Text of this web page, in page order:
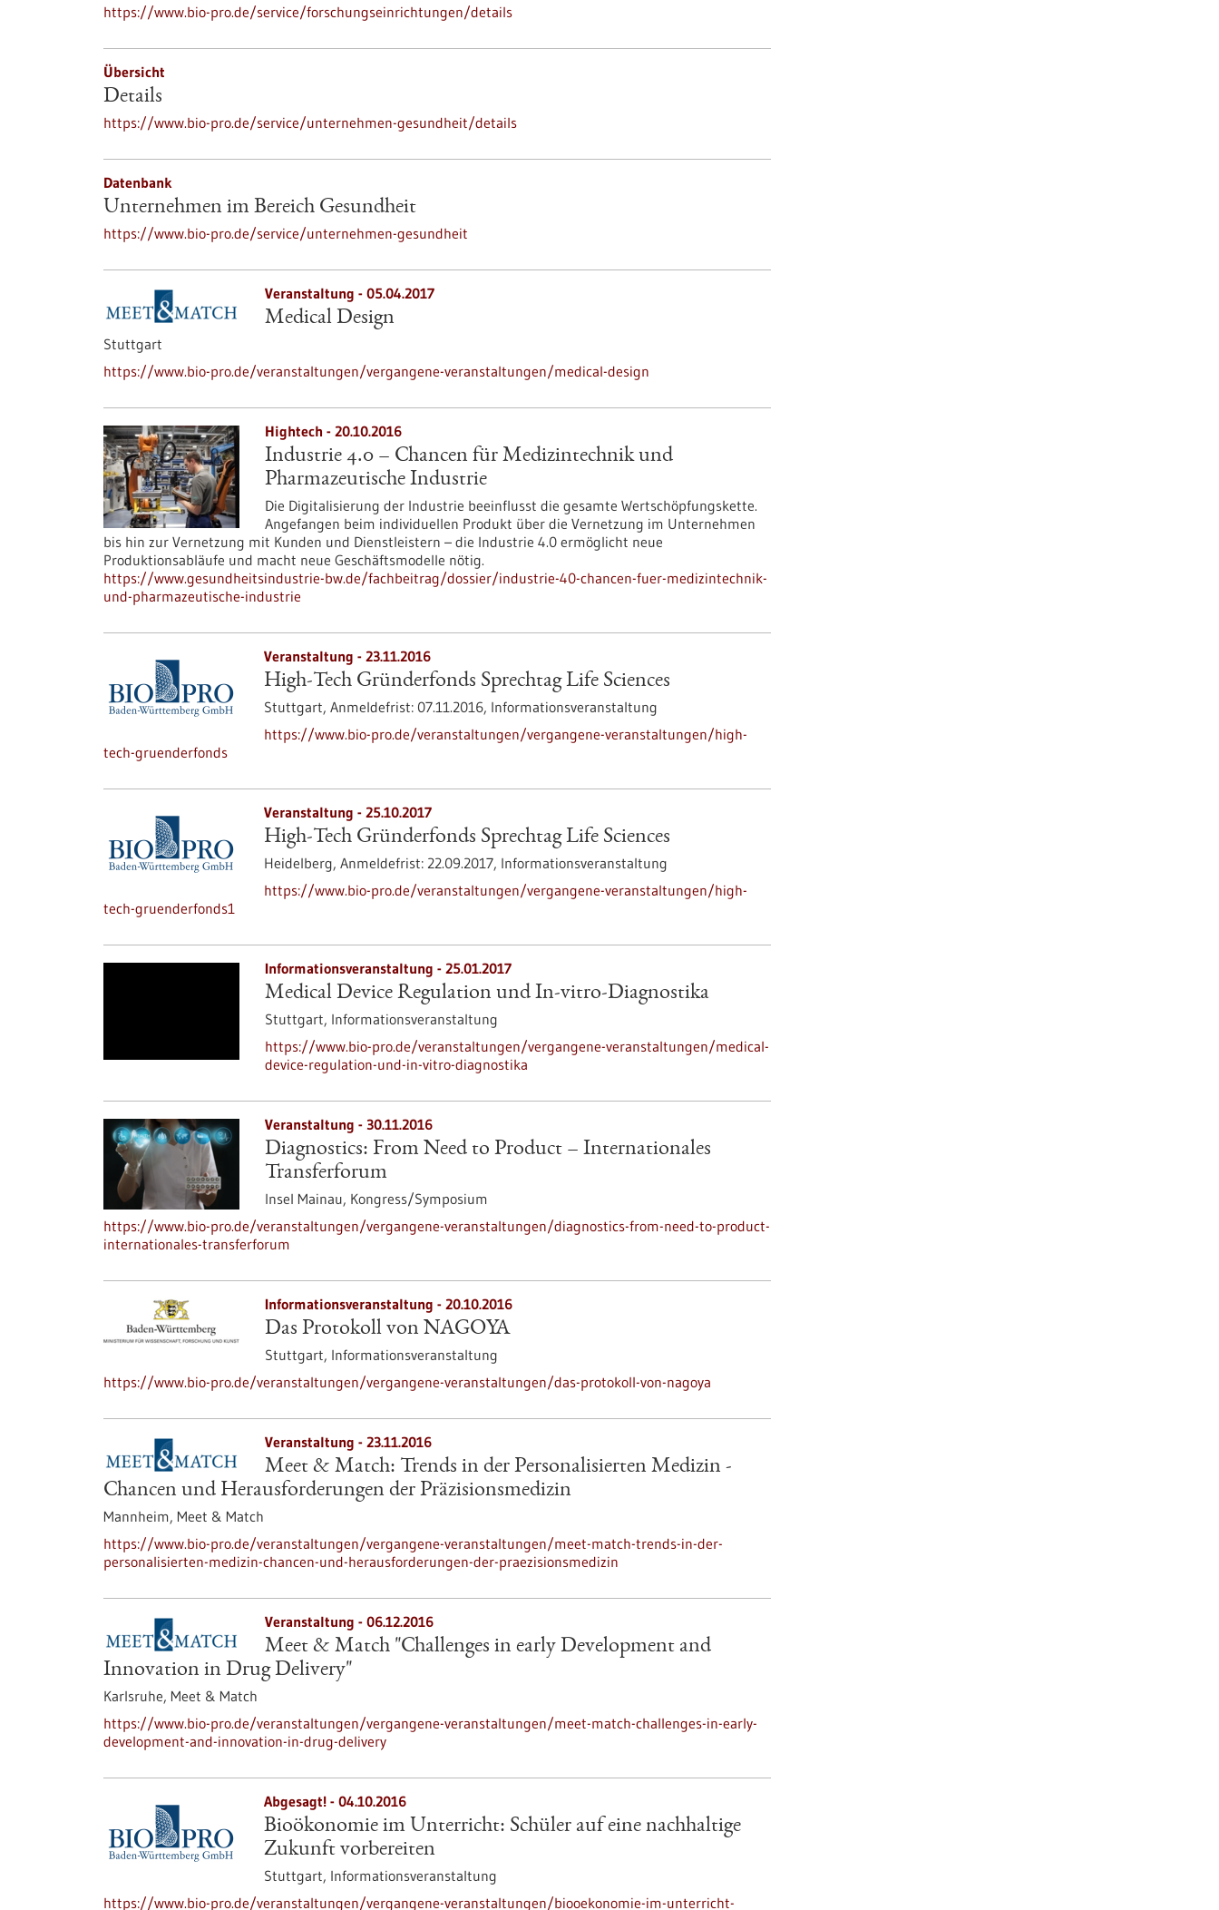
https://www.bio-pro.de/service/forschungseinrichtungen/details
Übersicht
Details
https://www.bio-pro.de/service/unternehmen-gesundheit/details
Datenbank
Unternehmen im Bereich Gesundheit
https://www.bio-pro.de/service/unternehmen-gesundheit
Veranstaltung - 05.04.2017
Medical Design
Stuttgart
https://www.bio-pro.de/veranstaltungen/vergangene-veranstaltungen/medical-design
Hightech - 20.10.2016
Industrie 4.0 – Chancen für Medizintechnik und
Pharmazeutische Industrie
Die Digitalisierung der Industrie beeinflusst die gesamte Wertschöpfungskette.
Angefangen beim individuellen Produkt über die Vernetzung im Unternehmen
bis hin zur Vernetzung mit Kunden und Dienstleistern – die Industrie 4.0 ermöglicht neue
Produktionsabläufe und macht neue Geschäftsmodelle nötig.
https://www.gesundheitsindustrie-bw.de/fachbeitrag/dossier/industrie-40-chancen-fuer-medizintechnik-
und-pharmazeutische-industrie
Veranstaltung - 23.11.2016
High-Tech Gründerfonds Sprechtag Life Sciences
Stuttgart, Anmeldefrist: 07.11.2016, Informationsveranstaltung
https://www.bio-pro.de/veranstaltungen/vergangene-veranstaltungen/high-
tech-gruenderfonds
Veranstaltung - 25.10.2017
High-Tech Gründerfonds Sprechtag Life Sciences
Heidelberg, Anmeldefrist: 22.09.2017, Informationsveranstaltung
https://www.bio-pro.de/veranstaltungen/vergangene-veranstaltungen/high-
tech-gruenderfonds1
Informationsveranstaltung - 25.01.2017
Medical Device Regulation und In-vitro-Diagnostika
Stuttgart, Informationsveranstaltung
https://www.bio-pro.de/veranstaltungen/vergangene-veranstaltungen/medical-
device-regulation-und-in-vitro-diagnostika
Veranstaltung - 30.11.2016
Diagnostics: From Need to Product – Internationales
Transferforum
Insel Mainau, Kongress/Symposium
https://www.bio-pro.de/veranstaltungen/vergangene-veranstaltungen/diagnostics-from-need-to-product-
internationales-transferforum
Informationsveranstaltung - 20.10.2016
Das Protokoll von NAGOYA
Stuttgart, Informationsveranstaltung
https://www.bio-pro.de/veranstaltungen/vergangene-veranstaltungen/das-protokoll-von-nagoya
Veranstaltung - 23.11.2016
Meet & Match: Trends in der Personalisierten Medizin -
Chancen und Herausforderungen der Präzisionsmedizin
Mannheim, Meet & Match
https://www.bio-pro.de/veranstaltungen/vergangene-veranstaltungen/meet-match-trends-in-der-
personalisierten-medizin-chancen-und-herausforderungen-der-praezisionsmedizin
Veranstaltung - 06.12.2016
Meet & Match "Challenges in early Development and
Innovation in Drug Delivery"
Karlsruhe, Meet & Match
https://www.bio-pro.de/veranstaltungen/vergangene-veranstaltungen/meet-match-challenges-in-early-
development-and-innovation-in-drug-delivery
Abgesagt! - 04.10.2016
Bioökonomie im Unterricht: Schüler auf eine nachhaltige
Zukunft vorbereiten
Stuttgart, Informationsveranstaltung
https://www.bio-pro.de/veranstaltungen/vergangene-veranstaltungen/biooekonomie-im-unterricht-